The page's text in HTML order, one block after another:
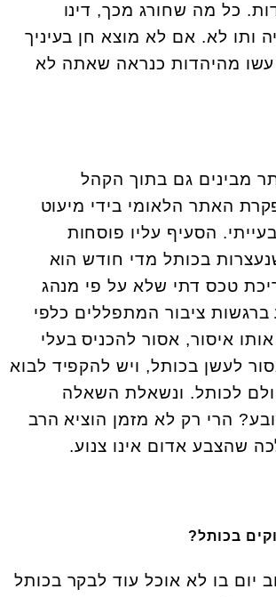
כל מה שחורג מכך, דינו
ותו לא. אם לא מוצא חן בעיניך
מהיהדות כנראה שאתה לא
מבינים גם בתוך הקהל
האתר הלאומי בידי מיעוט
הסעיף עליו פוסחות
בכותל מדי חודש הוא
טכס דתי שלא על פי מנהג
ציבור המתפללים כלפי
איסור, אסור להכניס בעלי
לעשן בכותל, ויש להקפיד לבוא
לכותל. ונשאלת השאלה
הרי רק לא מזמן הוציא הרב
שהצבע אדום אינו צנוע.
בכותל?
יום בו לא אוכל עוד לבקר בכותל